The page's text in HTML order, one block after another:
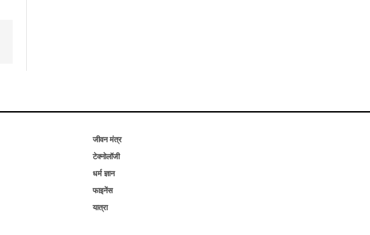
जीवन मंत्र
टेक्नोलॉजी
धर्म ज्ञान
फाइनेंस
यात्रा